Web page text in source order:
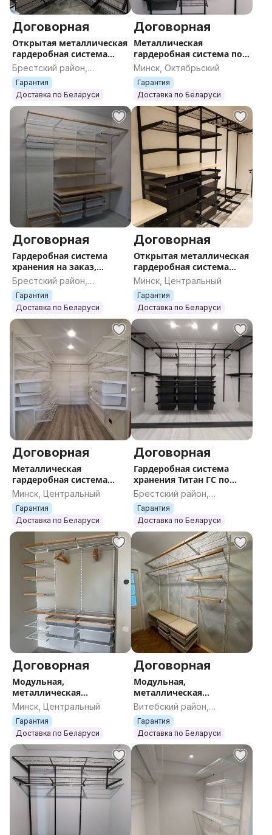
Примерная стоимость практичной и функциональной
системы начинается от 800 руб.
Мы осуществляем доставку товара по территории
всей Беларуси.
Складская программа позволяет реализовать любой
проект в кратчайшие сроки.
Преимущества наших гардеробных систем:
- Простота монтажа: легкий и быстрый процесс
сборки без необходимости специальных
инструментов.
- Вещи проветриваются и не слёживаются
- Гибкость и адаптивность: возможность изменять
конфигурацию в соответствии с вашими
потребностями и изменяющимся количеством вещей.
- Прочность и надежность: качественные материалы
и зарубежное оборудование обеспечивают
долговечность и надежность системы.
- Легкий доступ: открытая конструкция позволяет
вам быстро найти нужную вещь без лишних усилий.
Для консультации и составления проекта
гардеробной пишите нам в сообщения или звоните
по телефону в объявлении.
Договорная
Открытая металлическая
гардеробная система
хранения Титан-ГС,
гардеробная на заказ, по
размерам
Брестский район,
Брестская область
Гарантия
Доставка по Беларуси
Договорная
Металлическая
гардеробная система по
Вашим размерам от
Титан-ГС, разработаем
проект, аналог шкафа
Минск, Октябрьский
Гарантия
Доставка по Беларуси
Договорная
Гардеробная система
хранения на заказ,
металлическая
гардеробная под заказ,
по Вашим размерам,
Титан
Брестский район,
Брестская область
Гарантия
Доставка по Беларуси
Договорная
Открытая металлическая
гардеробная система
хранения Титан-ГС по
индивидуальным
размерам, аналог шкаф
Минск, Центральный
Гарантия
Доставка по Беларуси
Договорная
Металлическая
гардеробная система
хранения Титан-GS по
индивидуальным
размерам
Минск, Центральный
Гарантия
Доставка по Беларуси
Договорная
Гардеробная система
хранения Титан ГС по
индивидуальному
проекту аналог шкаф
купе
Брестский район,
Брестская область
Гарантия
Доставка по Беларуси
Договорная
Модульная,
металлическая
гардеробная система
хранения Титан-ГС по
индивидуальным
размерам, на заказ
Минск, Центральный
Гарантия
Доставка по Беларуси
Договорная
Модульная,
металлическая
гардеробная система
хранения Титан-ГС по
индивидуальному
проекту, на заказ
Витебский район,
Витебская область
Гарантия
Доставка по Беларуси